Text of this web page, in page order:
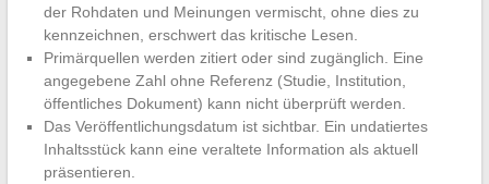
der Rohdaten und Meinungen vermischt, ohne dies zu
kennzeichnen, erschwert das kritische Lesen.
Primärquellen werden zitiert oder sind zugänglich. Eine
angegebene Zahl ohne Referenz (Studie, Institution,
öffentliches Dokument) kann nicht überprüft werden.
Das Veröffentlichungsdatum ist sichtbar. Ein undatiertes
Inhaltsstück kann eine veraltete Information als aktuell
präsentieren.